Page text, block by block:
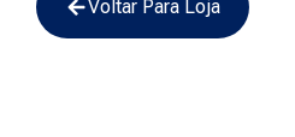
Voltar Para Loja